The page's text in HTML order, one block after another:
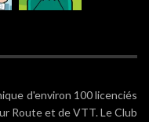
d'environ 100 licenciés
Route et de VTT. Le Club